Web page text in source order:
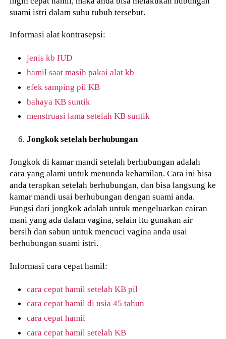
suami istri dalam suhu tubuh tersebut.
Informasi alat kontrasepsi:
jenis kb IUD
hamil saat masih pakai alat kb
efek samping pil KB
bahaya KB suntik
menstruasi lama setelah KB suntik
Jongkok setelah berhubungan
Jongkok di kamar mandi setelah berhubungan adalah
cara yang alami untuk menunda kehamilan. Cara ini bisa
anda terapkan setelah berhubungan, dan bisa langsung ke
kamar mandi usai berhubungan dengan suami anda.
Fungsi dari jongkok adalah untuk mengeluarkan cairan
mani yang ada dalam vagina, selain itu gunakan air
bersih dan sabun untuk mencuci vagina anda usai
berhubungan suami istri.
Informasi cara cepat hamil:
cara cepat hamil setelah KB pil
cara cepat hamil di usia 45 tahun
cara cepat hamil
cara cepat hamil setelah KB